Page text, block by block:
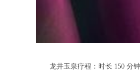
龙井玉泉疗程：时长 150 分钟